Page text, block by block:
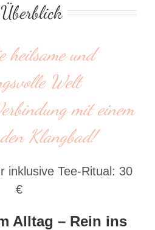
heilsame und
Welt
mit einem
Klangbad!
inklusive Tee-Ritual: 30
€
Alltag – Rein ins